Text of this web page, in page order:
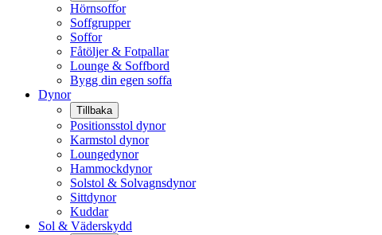
Hörnsoffor
Soffgrupper
Soffor
Fåtöljer & Fotpallar
Lounge & Soffbord
Bygg din egen soffa
Dynor
Tillbaka
Positionsstol dynor
Karmstol dynor
Loungedynor
Hammockdynor
Solstol & Solvagnsdynor
Sittdynor
Kuddar
Sol & Väderskydd